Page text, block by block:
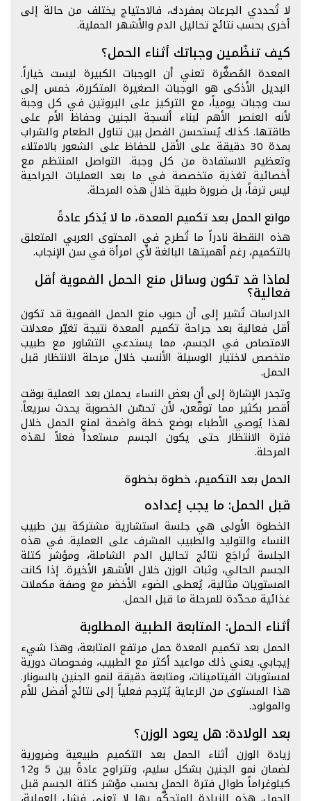
لا تُحددي الجرعات بمفردك، فالاحتياج يختلف من حالة إلى
أخرى بحسب نتائج تحاليل الدم والأشهر الحملية.
كيف تنظّمين وجباتك أثناء الحمل؟
المعدة المُصغَّرة تعني أن الوجبات الكبيرة ليست خياراً.
البديل الأذكى هو الوجبات الصغيرة المتكررة، خمس إلى
ست وجبات يومياً، مع التركيز على البروتين في كل وجبة
لأنه العنصر الأهم لبناء أنسجة الجنين وحفاظ الأم على
طاقتها. كذلك يُستحسن الفصل بين تناول الطعام والشراب
بمدة 30 دقيقة على الأقل للحفاظ على الشعور بالامتلاء
وتعظيم الاستفادة من كل وجبة. التواصل المنتظم مع
أخصائية تغذية متخصصة في ما بعد العمليات الجراحية
ليس ترفاً، بل ضرورة طبية خلال هذه المرحلة.
موانع الحمل بعد تكميم المعدة، ما لا يُذكر عادةً
هذه النقطة نادراً ما تُطرح في المحتوى العربي المتعلق
بالتكميم، رغم أهميتها البالغة لأي امرأة في سن الإنجاب.
لماذا قد تكون وسائل منع الحمل الفموية أقل
فعالية؟
الدراسات تُشير إلى أن حبوب منع الحمل الفموية قد تكون
أقل فعالية بعد جراحة تكميم المعدة نتيجة تغيّر معدلات
الامتصاص في الجسم، مما يستدعي التشاور مع طبيب
متخصص لاختيار الوسيلة الأنسب خلال مرحلة الانتظار قبل
الحمل.
وتجدر الإشارة إلى أن بعض النساء يحملن بعد العملية بوقت
أقصر بكثير مما توقّعن، لأن تحسّن الخصوبة يحدث سريعاً.
لهذا يُوصي الأطباء بوضع خطة واضحة لمنع الحمل خلال
فترة الانتظار حتى يكون الجسم مستعداً فعلاً لهذه
المرحلة.
الحمل بعد التكميم، خطوة بخطوة
قبل الحمل: ما يجب إعداده
الخطوة الأولى هي جلسة استشارية مشتركة بين طبيب
النساء والتوليد والطبيب المشرف على العملية. في هذه
الجلسة تُراجَع نتائج تحاليل الدم الشاملة، ومؤشر كتلة
الجسم الحالي، وثبات الوزن خلال الأشهر الأخيرة. إذا كانت
المستويات مثالية، يُعطى الضوء الأخضر مع وصفة مكملات
غذائية محدّدة للمرحلة ما قبل الحمل.
أثناء الحمل: المتابعة الطبية المطلوبة
الحمل بعد تكميم المعدة حمل مرتفع المتابعة، وهذا شيء
إيجابي. يعني ذلك مواعيد أكثر مع الطبيب، وفحوصات دورية
لمستويات الفيتامينات، ومتابعة دقيقة لنمو الجنين بالسونار.
هذا المستوى من الرعاية يُترجم فعلياً إلى نتائج أفضل للأم
والمولود.
بعد الولادة: هل يعود الوزن؟
زيادة الوزن أثناء الحمل بعد التكميم طبيعية وضرورية
لضمان نمو الجنين بشكل سليم، وتتراوح عادةً بين 5 و12
كيلوغراماً طوال فترة الحمل بحسب مؤشر كتلة الجسم قبل